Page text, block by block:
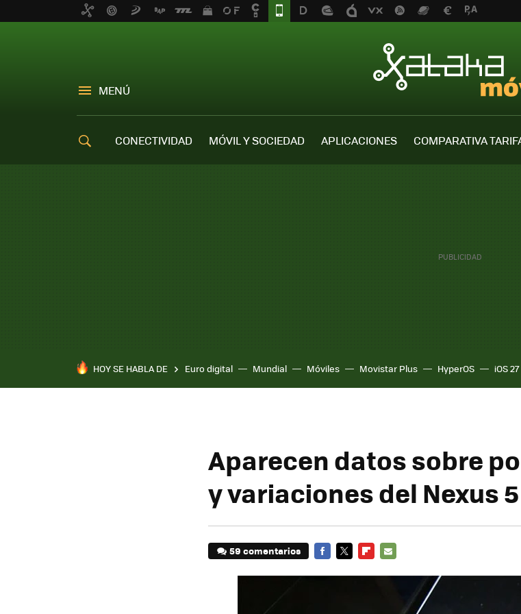
MENÚ
CONECTIVIDAD MÓVIL Y SOCIEDAD APLICACIONES COMPARATIVA
HOY SE HABLA DE Euro digital Mundial Móviles Movistar Plus HyperOS iOS 27
Aparecen datos sobre
y variaciones del Nexus 5
59 comentarios